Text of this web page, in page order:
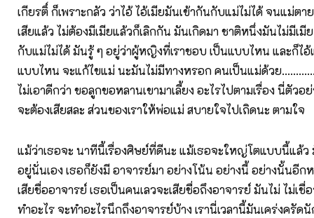
เกียรติ์ ก็เพราะกลัว ว่าไอ้ ไอ้เมียมันเข้ากันกับแม่ไม่ได้ จนแม่ต
เสียแล้ว ไม่ต้องมีเมียแล้วก็เลิกกัน มันเกิดมา ชาติหนึ่งมันไม่มีเมีย
กับแม่ไม่ได้ มันรู้ ๆ อยู่ว่าผู้หญิงที่เราชอบ เป็นแบบไหน และก็ไอ้
แบบไหน จะแก้ไขแม่ นะมันไม่มีทางหรอก คนเป็นแม่ด้วย
ไม่เอาดีกว่า ขอลูกขอหลานเขามาเลี้ยง อะไรไปตามเรื่อง นี่ตัวอย่
จะต้องเสียสละ ส่วนของเราให้พ่อแม่ สบายใจไปเถิดนะ ตามใจ
แม้ว่าเธอจะ นาทีนี้เรื่องศิษย์ที่ดีนะ แม้เธอจะใหญ่โตแบบนี้แล้ว
อยู่นั่นเอง เธอก็ยังมี อาจารย์มา อย่างโน้น อย่างนี้ อย่างนั้นอีก
เสียชื่ออาจารย์ เธอเป็นคนเลวจะเสียชื่อถึงอาจารย์ มันไม่ ไม่เชื่
ทำอะไร จะทำอะไรนึกถึงอาจารย์บ้าง เรานี่เวลานี้มันเคร่งครัด